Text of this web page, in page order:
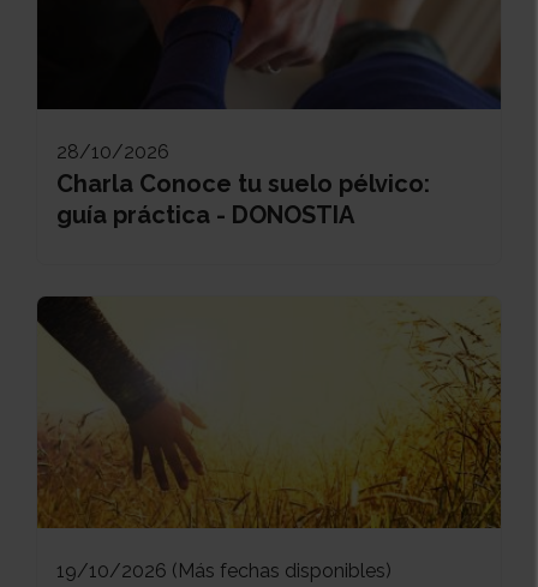
28/10/2026
Charla Conoce tu suelo pélvico:
guía práctica - DONOSTIA
19/10/2026 (Más fechas disponibles)